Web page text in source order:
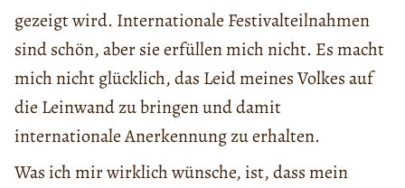
gezeigt wird. Internationale Festivalteilnahmen
sind schön, aber sie erfüllen mich nicht. Es macht
mich nicht glücklich, das Leid meines Volkes auf
die Leinwand zu bringen und damit
internationale Anerkennung zu erhalten.
Was ich mir wirklich wünsche, ist, dass mein